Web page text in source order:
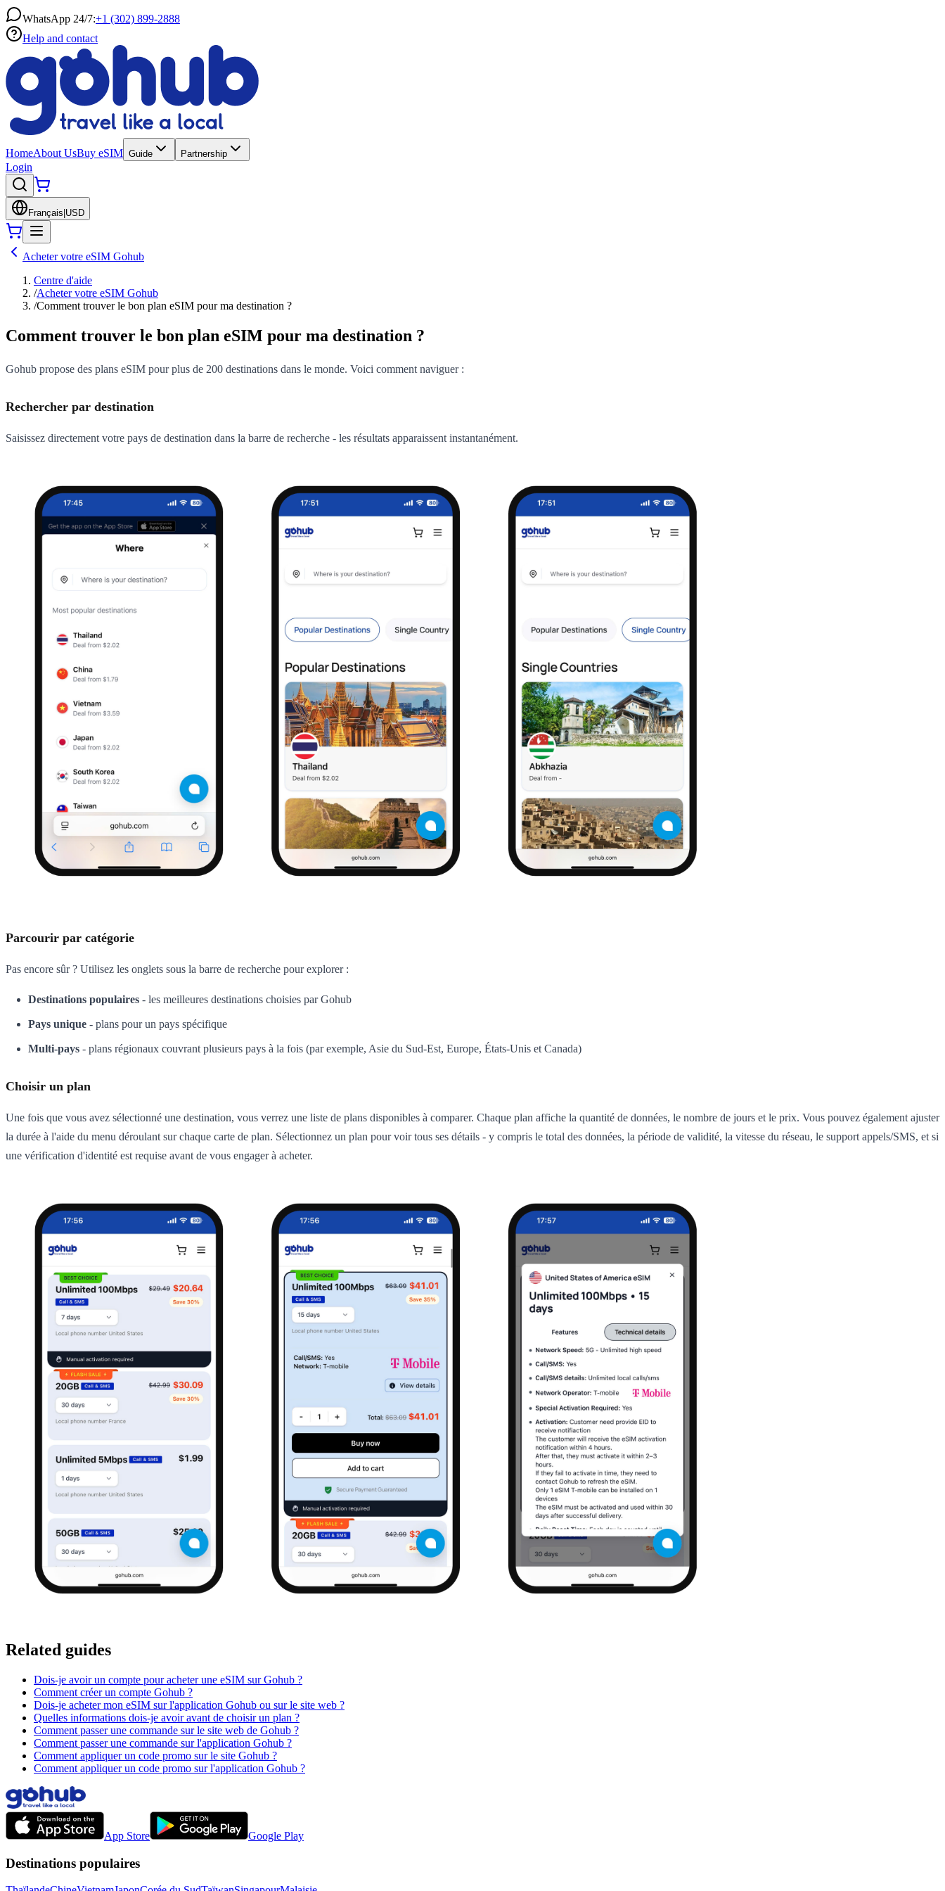
WhatsApp 24/7:+1 (302) 899-2888
Help and contact
HomeAbout UsBuy eSIM Guide Partnership
Login
Français USD
Acheter votre eSIM Gohub
Centre d'aide
/Acheter votre eSIM Gohub
/Comment trouver le bon plan eSIM pour ma destination ?
Comment trouver le bon plan eSIM pour ma destination ?
Gohub propose des plans eSIM pour plus de 200 destinations dans le monde. Voici comment naviguer :
Rechercher par destination
Saisissez directement votre pays de destination dans la barre de recherche - les résultats apparaissent instantanément.
Parcourir par catégorie
Pas encore sûr ? Utilisez les onglets sous la barre de recherche pour explorer :
Destinations populaires - les meilleures destinations choisies par Gohub
Pays unique - plans pour un pays spécifique
Multi-pays - plans régionaux couvrant plusieurs pays à la fois (par exemple, Asie du Sud-Est, Europe, États-Unis et Canada)
Choisir un plan
Une fois que vous avez sélectionné une destination, vous verrez une liste de plans disponibles à comparer. Chaque plan affiche la quantité de données, le nombre de jours et le prix. Vous pouvez également ajuster
la durée à l'aide du menu déroulant sur chaque carte de plan. Sélectionnez un plan pour voir tous ses détails - y compris le total des données, la période de validité, la vitesse du réseau, le support appels/SMS, et si
une vérification d'identité est requise avant de vous engager à acheter.
Related guides
Dois-je avoir un compte pour acheter une eSIM sur Gohub ?
Comment créer un compte Gohub ?
Dois-je acheter mon eSIM sur l'application Gohub ou sur le site web ?
Quelles informations dois-je avoir avant de choisir un plan ?
Comment passer une commande sur le site web de Gohub ?
Comment passer une commande sur l'application Gohub ?
Comment appliquer un code promo sur le site Gohub ?
Comment appliquer un code promo sur l'application Gohub ?
App Store Google Play
Destinations populaires